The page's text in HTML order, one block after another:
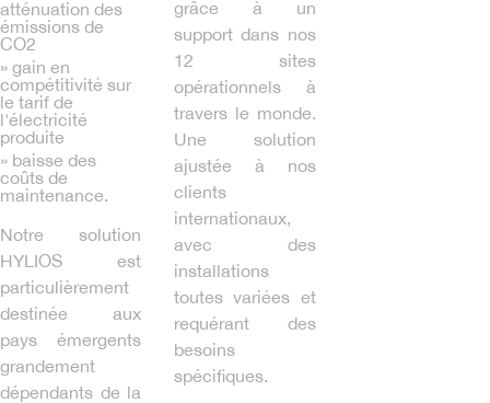
atténuation des
émissions de
CO2
» gain en
compétitivité sur
le tarif de
l'électricité
produite
» baisse des
coûts de
maintenance.
Notre solution
HYLIOS est
particulièrement
destinée aux
pays émergents
grandement
dépendants de la
grâce à un
support dans nos
12 sites
opérationnels à
travers le monde.
Une solution
ajustée à nos
clients
internationaux,
avec des
installations
toutes variées et
requérant des
besoins
spécifiques.